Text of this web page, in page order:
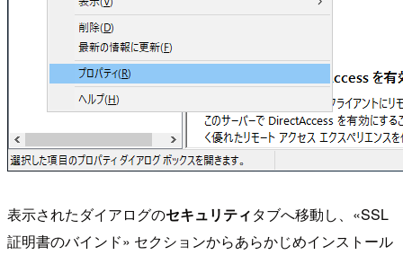
表示されたダイアログのセキュリティタブへ移動し、«SSL
証明書のバインド» セクションからあらかじめインストール